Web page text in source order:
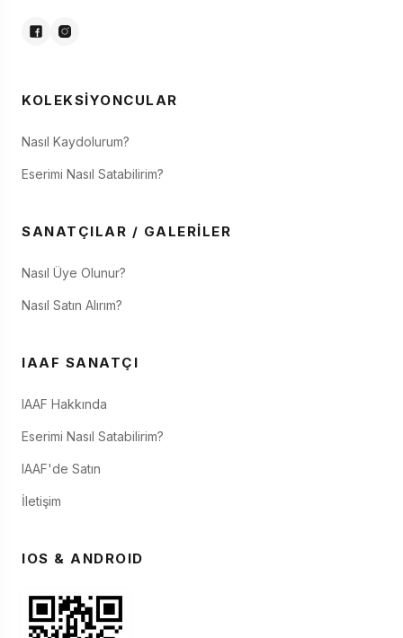
KOLEKSIYONCULAR
Nasıl Kaydolurum?
Eserimi Nasıl Satabilirim?
SANATÇILAR / GALERILER
Nasıl Üye Olunur?
Nasıl Satın Alırım?
IAAF SANATÇI
IAAF Hakkında
Eserimi Nasıl Satabilirim?
IAAF'de Satın
İletişim
IOS & ANDROID